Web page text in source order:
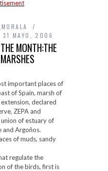
31 MAYO, 2006
MONTH:THE
important places of
of Spain, marsh of
declared
ZEPA and
union of estuary of
and Argoños.
of muds, sandy
regulate the
of the birds, first is